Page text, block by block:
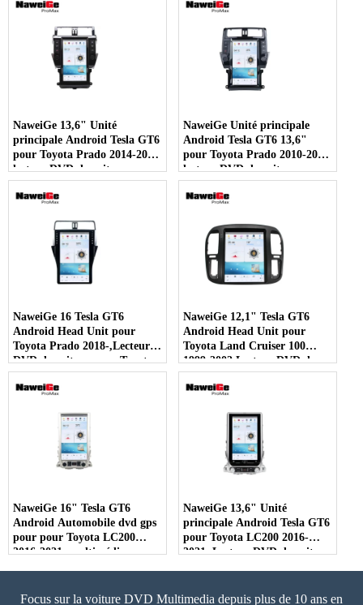
2014-2017 Navigation GPS
voiture multimédia
fournisseur en gros
2010-2013 Navigation GPS
Fournisseur de gros
multimédia DVD de voiture -
COPIE - 0fmsec
NaweiGe 13,6" Unité
principale Android Tesla GT6
pour Toyota Prado 2014-2017,
lecteur DVD de voiture pour
Toyota Land Cruiser Prado
2014-2017 Navigation GPS
Fournisseur de gros
multimédia DVD de voiture -
COPIE - 407uii
NaweiGe Unité principale
Android Tesla GT6 13,6"
pour Toyota Prado 2010-2013,
lecteur DVD de voiture pour
Toyota Land Cruiser Prado
2010-2013 Navigation GPS
voiture multimédia
fournisseur en gros
NaweiGe 16 Tesla GT6
Android Head Unit pour
Toyota Prado 2018-,Lecteur
DVD de voiture pour Toyota
Land Cruiser Prado 2018-
Navigation GPS avec Carplay
multimédia DVD de voiture.
NaweiGe 12,1" Tesla GT6
Android Head Unit pour
Toyota Land Cruiser 100
1999-2002,Lecteur DVD de
voiture pour Toyota LC100
1999-2002 Navigation GPS
voiture multimédia
fournisseur en gros.
NaweiGe 16" Tesla GT6
Android Automobile dvd gps
pour pour Toyota LC200
2016-2021, multimédia
multimédia, radio
NaweiGe 13,6" Unité
principale Android Tesla GT6
pour Toyota LC200 2016-
2021, Lecteur DVD de voiture
Fournisseur multimédia
Focus sur la voiture DVD Multimedia depuis plus de 10 ans en